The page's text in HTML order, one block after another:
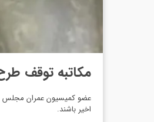
مکاتبه توقف
اخیر باشند.